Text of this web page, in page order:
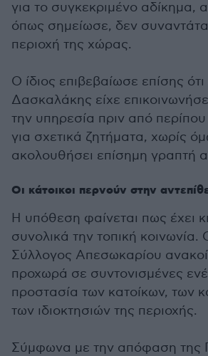
για το συγκεκριμένο αδίκημα,
όπως σημείωσε, δεν
περιοχή της χώρας.
Ο ίδιος επιβεβαίωσε επίσης
Δασκαλάκης είχε
την υπηρεσία πριν από περίπου
για σχετικά ζητήματα, χωρίς
ακολουθήσει επίσημη γραπτή
Οι κάτοικοι περνούν στην
Η υπόθεση φαίνεται πως έχει
συνολικά την τοπική κοινωνία.
Σύλλογος Απεσωκαρίου
προχωρά σε συντονισμένες
προστασία των κατοίκων, των
των ιδιοκτησιών της περιοχής.
Σύμφωνα με την απόφαση της